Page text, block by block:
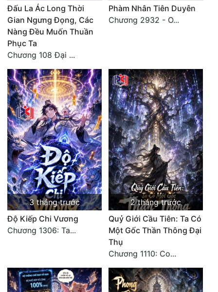
Đấu La Ác Long Thời
Gian Ngưng Đọng, Các
Nàng Đều Muốn Thuần
Phục Ta
Chương 108 Đại ...
Phàm Nhân Tiên Duyên
Chương 2932 - O...
3 tháng trước
Độ Kiếp Chi Vương
Chương 1306: Ta...
2 tháng trước
Quỷ Giới Cầu Tiên: Ta Có
Một Gốc Thần Thông Đại
Thụ
Chương 1110: Co...